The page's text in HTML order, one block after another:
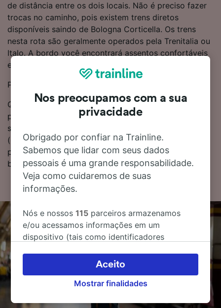
de distância entre os dois locais. Não é preciso fazer
trocas no caminho, pois existem trens diretos
disponíveis saindo de Bologna Corticella. Os trens
nesta rota são geralmente operados pela Trenitalia ou
Italo. A bordo você encontrará assentos confortáveis
e bastante lugar para as bagagens.
Para ajudá-lo a obter o melhor custo
Quer reservar passagens de trem agora? Inicie sua
pesquisa hoje mesmo. Se você quiser saber mais
sobre a viagem, encontre as tabelas de horários
(incluindo hora do primeiro e do último trem),
perguntas frequentes e dicas sobre como reservar
bilhetes pelo menor custo.
Nos preocupamos com a sua
privacidade
Obrigado por confiar na Trainline.
Sabemos que lidar com seus dados
pessoais é uma grande responsabilidade.
Veja como cuidaremos de suas
informações.
Nós e nossos115 parceiros armazenamos
e/ou acessamos informações em um
dispositivo (tais como identificadores
pessoais. Você pode aceitar ou gerenciar as
suas escolhas (incluindo o seu direito se opor
à aplicação do interesse legítimo) clicando
Mostrar finalidades
Aceito